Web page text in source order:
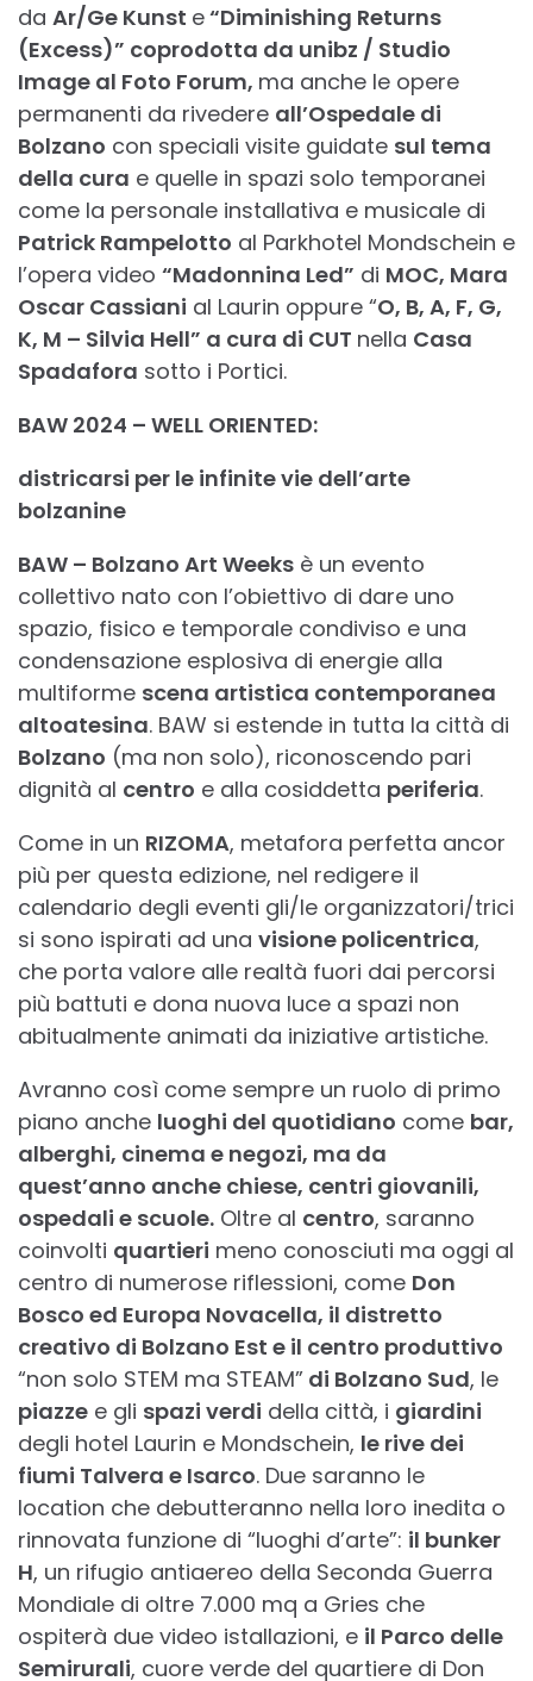
da Ar/Ge Kunst e“Diminishing Returns
(Excess)” coprodotta da unibz / Studio
Image al Foto Forum, ma anche le opere
permanenti da rivedere all’Ospedale di
Bolzano con speciali visite guidate sul tema
della cura e quelle in spazi solo temporanei
come la personale installativa e musicale di
Patrick Rampelotto al Parkhotel Mondschein e
l’opera video “Madonnina Led” di MOC, Mara
Oscar Cassiani al Laurin oppure “O, B, A, F, G,
K, M – Silvia Hell” a cura di CUT nella Casa
Spadafora sotto i Portici.
BAW 2024 – WELL ORIENTED:
districarsi per le infinite vie dell’arte
bolzanine
BAW – Bolzano Art Weeks è un evento
collettivo nato con l’obiettivo di dare uno
spazio, fisico e temporale condiviso e una
condensazione esplosiva di energie alla
multiforme scena artistica contemporanea
altoatesina. BAW si estende in tutta la città di
Bolzano (ma non solo), riconoscendo pari
dignità al centro e alla cosiddetta periferia.
Come in un RIZOMA, metafora perfetta ancor
più per questa edizione, nel redigere il
calendario degli eventi gli/le organizzatori/trici
si sono ispirati ad una visione policentrica,
che porta valore alle realtà fuori dai percorsi
più battuti e dona nuova luce a spazi non
abitualmente animati da iniziative artistiche.
Avranno così come sempre un ruolo di primo
piano anche luoghi del quotidiano come bar,
alberghi, cinema e negozi, ma da
quest’anno anche chiese, centri giovanili,
ospedali e scuole. Oltre al centro, saranno
coinvolti quartieri meno conosciuti ma oggi al
centro di numerose riflessioni, come Don
Bosco ed Europa Novacella, il distretto
creativo di Bolzano Est e il centro produttivo
“non solo STEM ma STEAM” di Bolzano Sud, le
piazze e gli spazi verdi della città, i giardini
degli hotel Laurin e Mondschein, le rive dei
fiumi Talvera e Isarco. Due saranno le
location che debutteranno nella loro inedita o
rinnovata funzione di “luoghi d’arte”: il bunker
H, un rifugio antiaereo della Seconda Guerra
Mondiale di oltre 7.000 mq a Gries che
ospiterà due video istallazioni, e il Parco delle
Semirurali, cuore verde del quartiere di Don